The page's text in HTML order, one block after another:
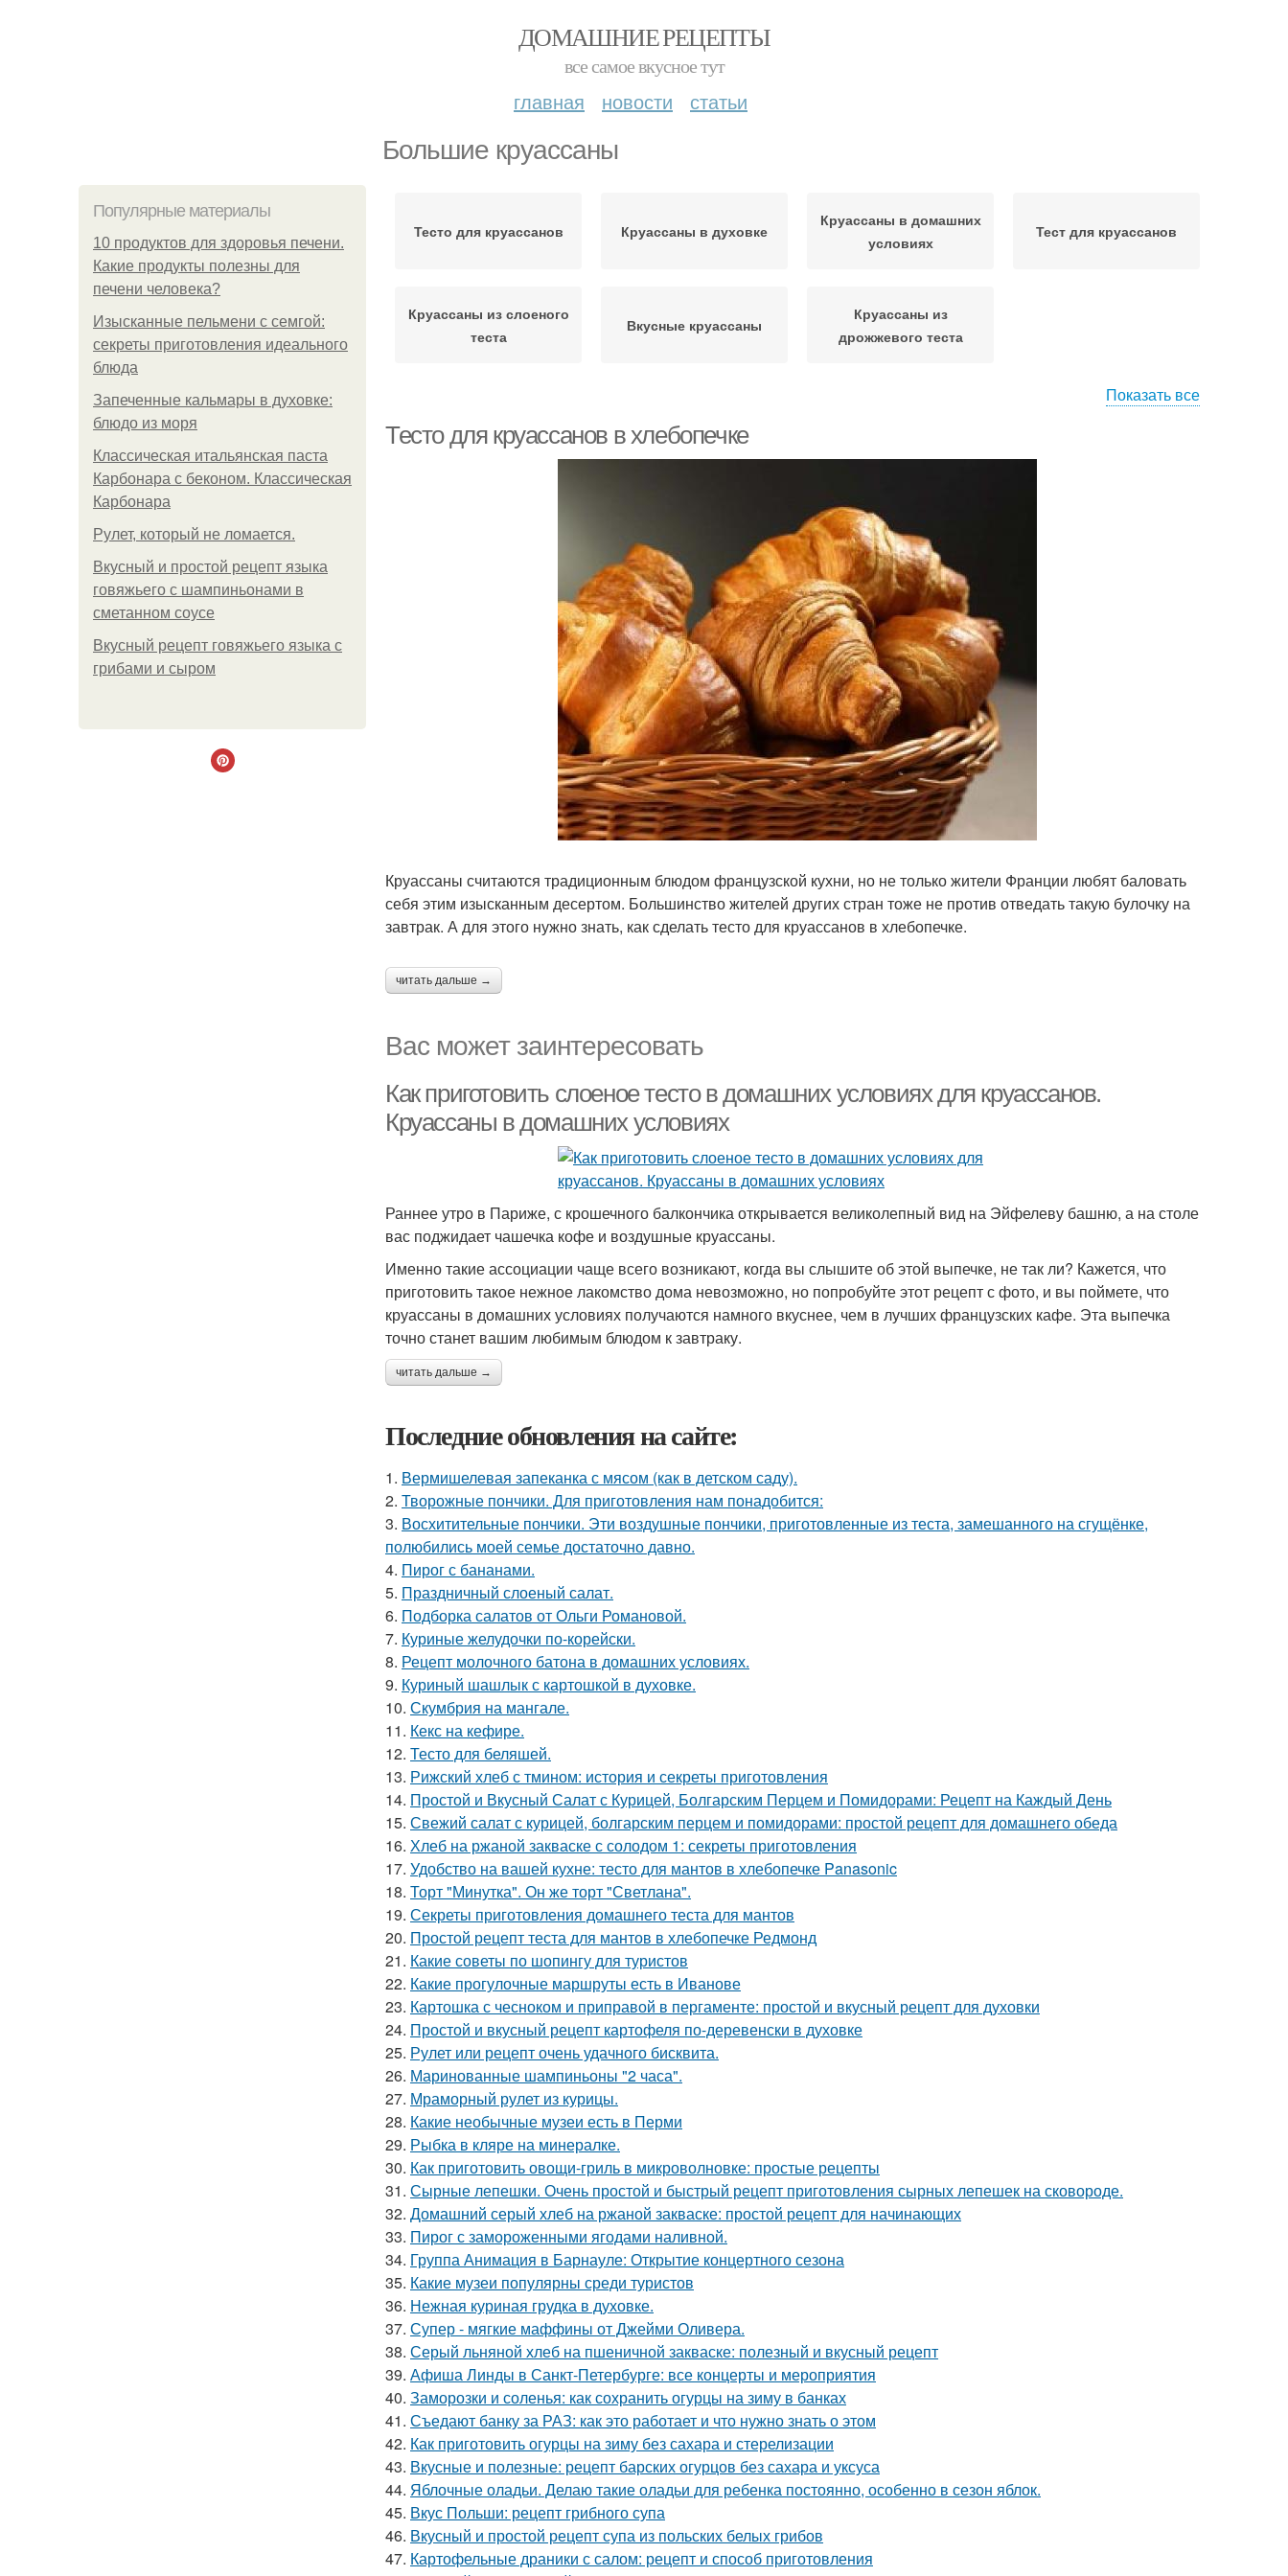
ДОМАШНИЕ РЕЦЕПТЫ
все самое вкусное тут
главная новости статьи
Большие круассаны
Популярные материалы
10 продуктов для здоровья печени.
Какие продукты полезны для
печени человека?
Изысканные пельмени с семгой:
секреты приготовления идеального
блюда
Запеченные кальмары в духовке:
блюдо из моря
Классическая итальянская паста
Карбонара с беконом. Классическая
Карбонара
Рулет, который не ломается.
Вкусный и простой рецепт языка
говяжьего с шампиньонами в
сметанном соусе
Вкусный рецепт говяжьего языка с
грибами и сыром
Тесто для круассанов Круассаны в духовке
Круассаны в домашних
условиях
Тест для круассанов
Круассаны из слоеного
теста
Вкусные круассаны
Круассаны из
дрожжевого теста
Показать все
Тесто для круассанов в хлебопечке
Круассаны считаются традиционным блюдом французской кухни, но не только жители Франции любят баловать
себя этим изысканным десертом. Большинство жителей других стран тоже не против отведать такую булочку на
завтрак. А для этого нужно знать, как сделать тесто для круассанов в хлебопечке.
читать дальше →
Вас может заинтересовать
Как приготовить слоеное тесто в домашних условиях для круассанов.
Круассаны в домашних условиях
Раннее утро в Париже, с крошечного балкончика открывается великолепный вид на Эйфелеву башню, а на столе
вас поджидает чашечка кофе и воздушные круассаны.
Именно такие ассоциации чаще всего возникают, когда вы слышите об этой выпечке, не так ли? Кажется, что
приготовить такое нежное лакомство дома невозможно, но попробуйте этот рецепт с фото, и вы поймете, что
круассаны в домашних условиях получаются намного вкуснее, чем в лучших французских кафе. Эта выпечка
точно станет вашим любимым блюдом к завтраку.
читать дальше →
Последние обновления на сайте:
1. Вермишелевая запеканка с мясом (как в детском саду).
2. Творожные пончики. Для приготовления нам понадобится:
3. Восхитительные пончики. Эти воздушные пончики, приготовленные из теста, замешанного на сгущёнке,
полюбились моей семье достаточно давно.
4. Пирог с бананами.
5. Праздничный слоеный салат.
6. Подборка салатов от Ольги Романовой.
7. Куриные желудочки по-корейски.
8. Рецепт молочного батона в домашних условиях.
9. Куриный шашлык с картошкой в духовке.
10. Скумбрия на мангале.
11. Кекс на кефире.
12. Тесто для беляшей.
13. Рижский хлеб с тмином: история и секреты приготовления
14. Простой и Вкусный Салат с Курицей, Болгарским Перцем и Помидорами: Рецепт на Каждый День
15. Свежий салат с курицей, болгарским перцем и помидорами: простой рецепт для домашнего обеда
16. Хлеб на ржаной закваске с солодом 1: секреты приготовления
17. Удобство на вашей кухне: тесто для мантов в хлебопечке Panasonic
18. Торт "Минутка". Он же торт "Светлана".
19. Секреты приготовления домашнего теста для мантов
20. Простой рецепт теста для мантов в хлебопечке Редмонд
21. Какие советы по шопингу для туристов
22. Какие прогулочные маршруты есть в Иванове
23. Картошка с чесноком и приправой в пергаменте: простой и вкусный рецепт для духовки
24. Простой и вкусный рецепт картофеля по-деревенски в духовке
25. Рулет или рецепт очень удачного бисквита.
26. Маринованные шампиньоны "2 часа".
27. Мраморный рулет из курицы.
28. Какие необычные музеи есть в Перми
29. Рыбка в кляре на минералке.
30. Как приготовить овощи-гриль в микроволновке: простые рецепты
31. Сырные лепешки. Очень простой и быстрый рецепт приготовления сырных лепешек на сковороде.
32. Домашний серый хлеб на ржаной закваске: простой рецепт для начинающих
33. Пирог с замороженными ягодами наливной.
34. Группа Анимация в Барнауле: Открытие концертного сезона
35. Какие музеи популярны среди туристов
36. Нежная куриная грудка в духовке.
37. Супер - мягкие маффины от Джейми Оливера.
38. Серый льняной хлеб на пшеничной закваске: полезный и вкусный рецепт
39. Афиша Линды в Санкт-Петербурге: все концерты и мероприятия
40. Заморозки и соленья: как сохранить огурцы на зиму в банках
41. Съедают банку за РАЗ: как это работает и что нужно знать о этом
42. Как приготовить огурцы на зиму без сахара и стерелизации
43. Вкусные и полезные: рецепт барских огурцов без сахара и уксуса
44. Яблочные оладьи. Делаю такие оладьи для ребенка постоянно, особенно в сезон яблок.
45. Вкус Польши: рецепт грибного супа
46. Вкусный и простой рецепт супа из польских белых грибов
47. Картофельные драники с салом: рецепт и способ приготовления